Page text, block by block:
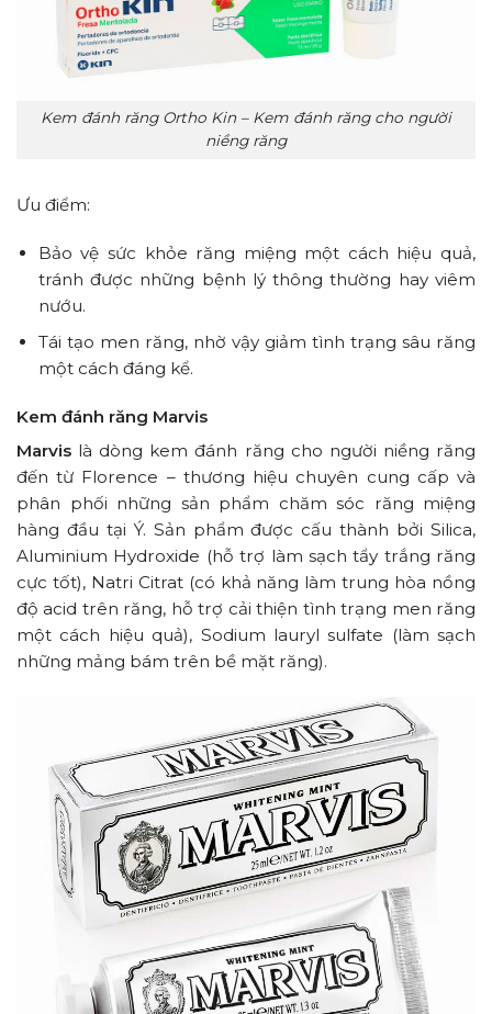
Kem đánh răng Ortho Kin – Kem đánh răng cho người
niềng răng
Ưu điểm:
Bảo vệ sức khỏe răng miệng một cách hiệu quả,
tránh được những bệnh lý thông thường hay viêm
nướu.
Tái tạo men răng, nhờ vậy giảm tình trạng sâu răng
một cách đáng kể.
Kem đánh răng Marvis
Marvis là dòng kem đánh răng cho người niềng răng
đến từ Florence – thương hiệu chuyên cung cấp và
phân phối những sản phẩm chăm sóc răng miệng
hàng đầu tại Ý. Sản phẩm được cấu thành bởi Silica,
Aluminium Hydroxide (hỗ trợ làm sạch tẩy trắng răng
cực tốt), Natri Citrat (có khả năng làm trung hòa nồng
độ acid trên răng, hỗ trợ cải thiện tình trạng men răng
một cách hiệu quả), Sodium lauryl sulfate (làm sạch
những mảng bám trên bề mặt răng).